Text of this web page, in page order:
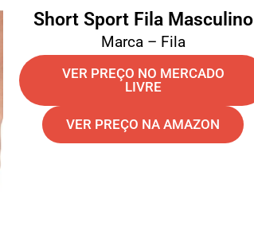
Short Sport Fila Masculino
Marca – Fila
VER PREÇO NO MERCADO
LIVRE
VER PREÇO NA AMAZON